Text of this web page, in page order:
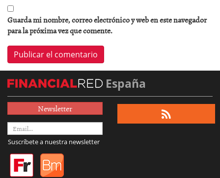
Guarda mi nombre, correo electrónico y web en este navegador
para la próxima vez que comente.
España
Newsletter
Suscríbete a nuestra newsletter